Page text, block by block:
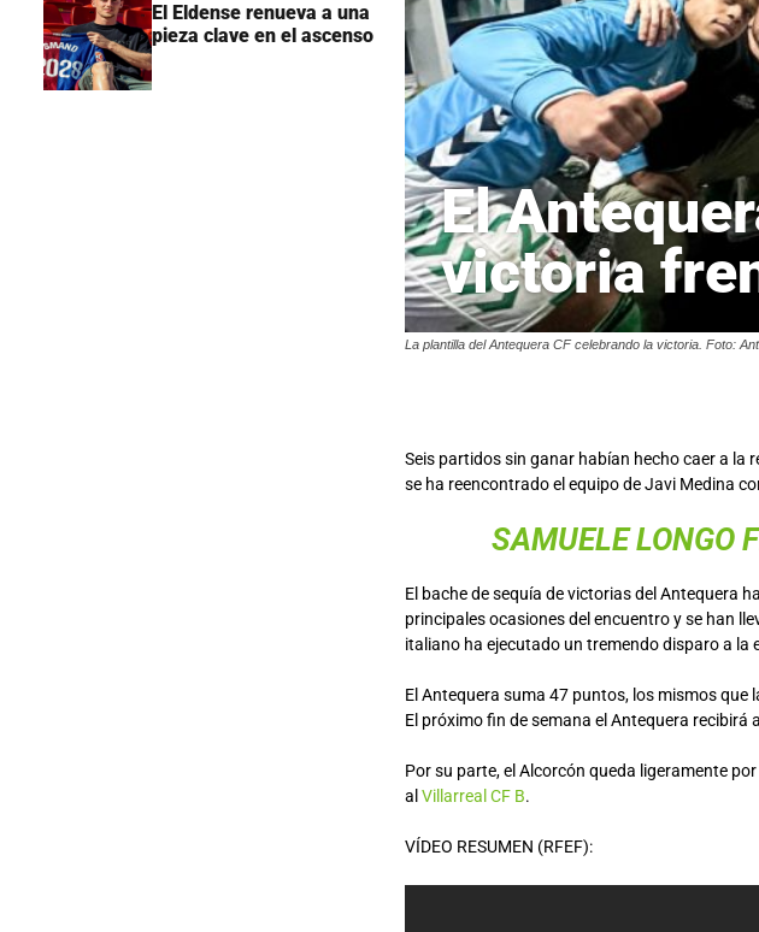
El Eldense renueva a una
pieza clave en el ascenso
El
victoria
La plantilla del Antequera CF celebrando la victoria. Foto:
Seis partidos sin ganar habían hecho caer a la
se ha reencontrado el equipo de Javi Medina
SAMUELE LONGO
El bache de sequía de victorias del Antequera
principales ocasiones del encuentro y se han
italiano ha ejecutado un tremendo disparo a la
El Antequera suma 47 puntos, los mismos que
El próximo fin de semana el Antequera recibirá al
Por su parte, el Alcorcón queda ligeramente
al Villarreal CF B.
VÍDEO RESUMEN (RFEF):